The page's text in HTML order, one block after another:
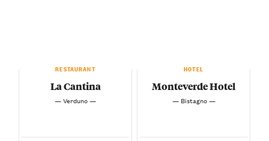
RESTAURANT
La Cantina
— Verduno —
HOTEL
Monteverde Hotel
— Bistagno —